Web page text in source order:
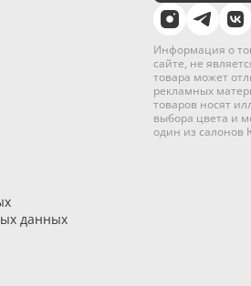
Информация о
сайте, не
товара может
рекламных
товаров носят
выбора цвета и
один из салонов
данных